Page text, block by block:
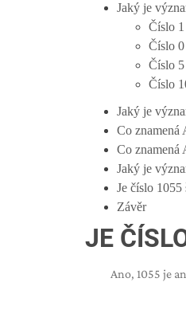
Jaký je
Číslo 1
Číslo 0
Číslo 5
Číslo
Jaký je
Co znamená
Co znamená
Jaký je
Je číslo
Závěr
JE
Ano, 1055 je